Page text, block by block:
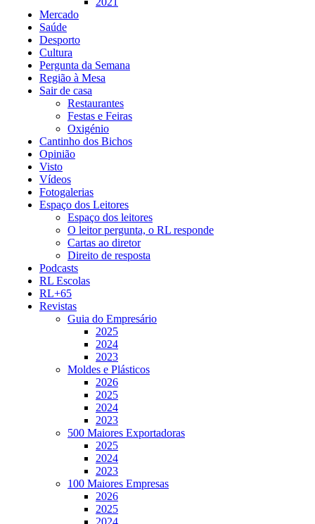
Mercado
Saúde
Desporto
Cultura
Pergunta da Semana
Região à Mesa
Sair de casa
Restaurantes
Festas e Feiras
Oxigénio
Cantinho dos Bichos
Opinião
Visto
Vídeos
Fotogalerias
Espaço dos Leitores
Espaço dos leitores
O leitor pergunta, o RL responde
Cartas ao diretor
Direito de resposta
Podcasts
RL Escolas
RL+65
Revistas
Guia do Empresário
2025
2024
2023
Moldes e Plásticos
2026
2025
2024
2023
500 Maiores Exportadoras
2025
2024
2023
100 Maiores Empresas
2026
2025
2024